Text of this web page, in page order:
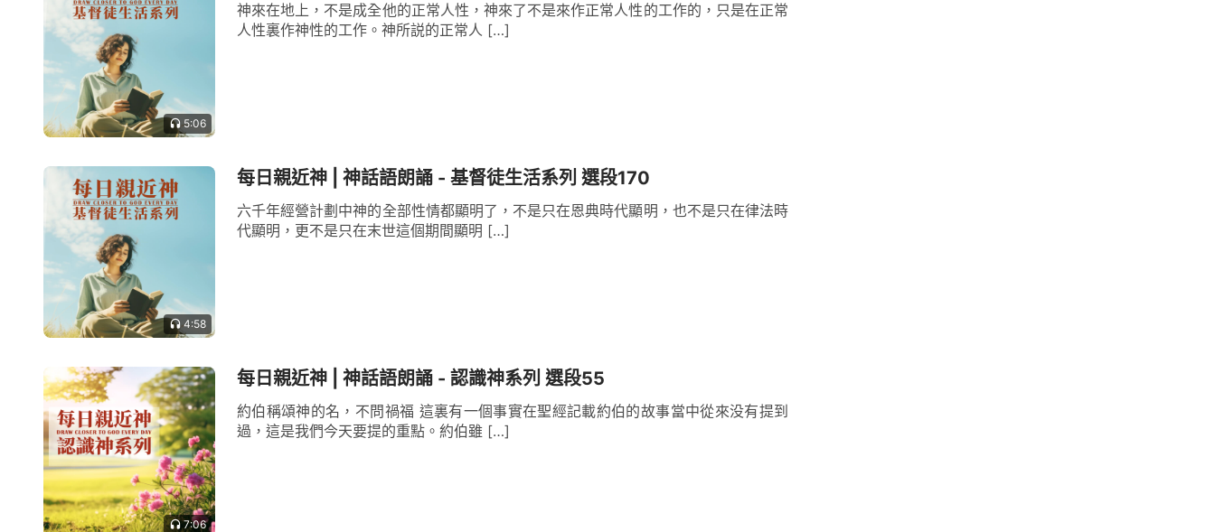
5:06
神來在地上，不是成全他的正常人性，神來了不是來作正常人性的工作的，只是在正常
人性裏作神性的工作。神所説的正常人 […]
4:58
每日親近神 | 神話語朗誦 - 基督徒生活系列 選段170
六千年經營計劃中神的全部性情都顯明了，不是只在恩典時代顯明，也不是只在律法時
代顯明，更不是只在末世這個期間顯明 […]
7:06
每日親近神 | 神話語朗誦 - 認識神系列 選段55
約伯稱頌神的名，不問禍福 這裏有一個事實在聖經記載約伯的故事當中從來没有提到
過，這是我們今天要提的重點。約伯雖 […]